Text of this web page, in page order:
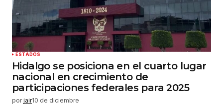
ESTADOS
Hidalgo se posiciona en el cuarto lugar
nacional en crecimiento de
participaciones federales para 2025
por jair10 de diciembre